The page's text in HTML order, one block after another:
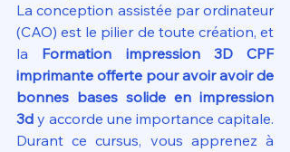
La conception assistée par ordinateur
(CAO) est le pilier de toute création, et
la Formation impression 3D CPF
imprimante offerte pour avoir avoir de
bonnes bases solide en impression
3d y accorde une importance capitale.
Durant ce cursus, vous apprenez à